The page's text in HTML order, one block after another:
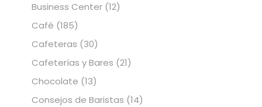
Business Center (12)
Café (185)
Cafeteras (30)
Cafeterías y Bares (21)
Chocolate (13)
Consejos de Baristas (14)